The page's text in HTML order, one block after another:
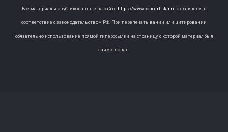
Все материалы опубликованные на сайте https://www.concert-star.ru охраняются в
соответствие с законодательством РФ. При перепечатывании или цитировании,
обязательно использование прямой гиперссылки на страницу, с которой материал был
заимствован.